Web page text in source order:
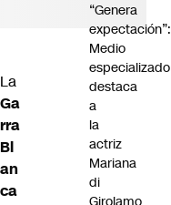
La
Ga
rra
Bl
an
ca
“Genera
expectación”:
Medio
especializado
destaca
a
la
actriz
Mariana
di
Girolamo